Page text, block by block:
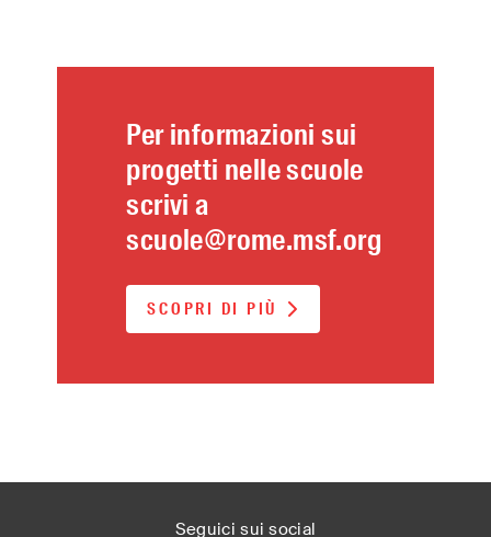
Per informazioni sui
progetti nelle scuole
scrivi a
scuole@rome.msf.org
SCOPRI DI PIÙ
Seguici sui social